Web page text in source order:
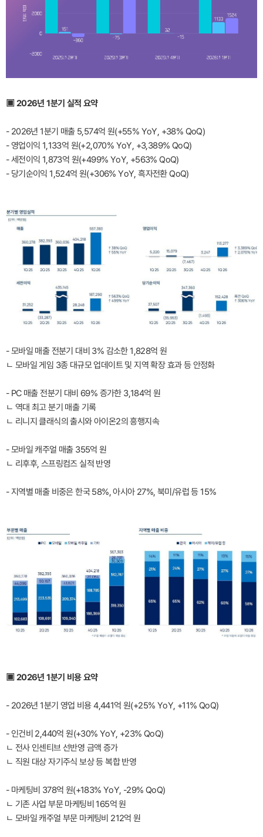
▣ 2026년 1분기 실적 요약
- 2026년 1분기 매출 5,574억 원(+55% YoY, +38% QoQ)
- 영업이익 1,133억 원(+2,070% YoY, +3,389% QoQ)
- 세전이익 1,873억 원(+499% YoY, +563% QoQ)
- 당기순이익 1,524억 원(+306% YoY, 흑자전환 QoQ)
- 모바일 매출 전분기 대비 3% 감소한 1,828억 원
ㄴ 모바일 게임 3종 대규모 업데이트 및 지역 확장 효과 등 안정화
- PC 매출 전분기 대비 69% 증가한 3,184억 원
ㄴ 역대 최고 분기 매출 기록
ㄴ 리니지 클래식의 출시와 아이온2의 흥행지속
- 모바일 캐주얼 매출 355억 원
ㄴ 리후후, 스프링컴즈 실적 반영
- 지역별 매출 비중은 한국 58%, 아시아 27%, 북미/유럽 등 15%
▣ 2026년 1분기 비용 요약
- 2026년 1분기 영업 비용 4,441억 원(+25% YoY, +11% QoQ)
- 인건비 2,440억 원(+30% YoY, +23% QoQ)
ㄴ 전사 인센티브 선반영 금액 증가
ㄴ 직원 대상 자기주식 보상 등 복합 반영
- 마케팅비 378억 원(+183% YoY, -29% QoQ)
ㄴ 기존 사업 부문 마케팅비 165억 원
ㄴ 모바일 캐주얼 부문 마케팅비 212억 원